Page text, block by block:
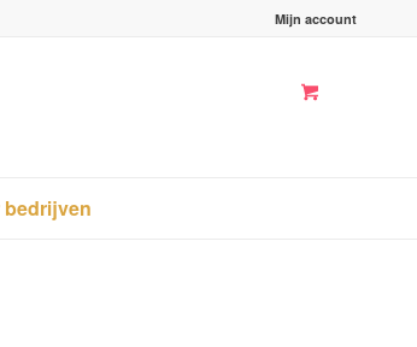
Mijn account
bedrijven